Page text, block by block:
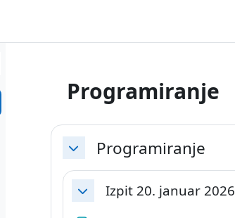
Programiranje
Osnutek odseka
Skrči Programiranje
Skrči Izpit 20. januar 2026